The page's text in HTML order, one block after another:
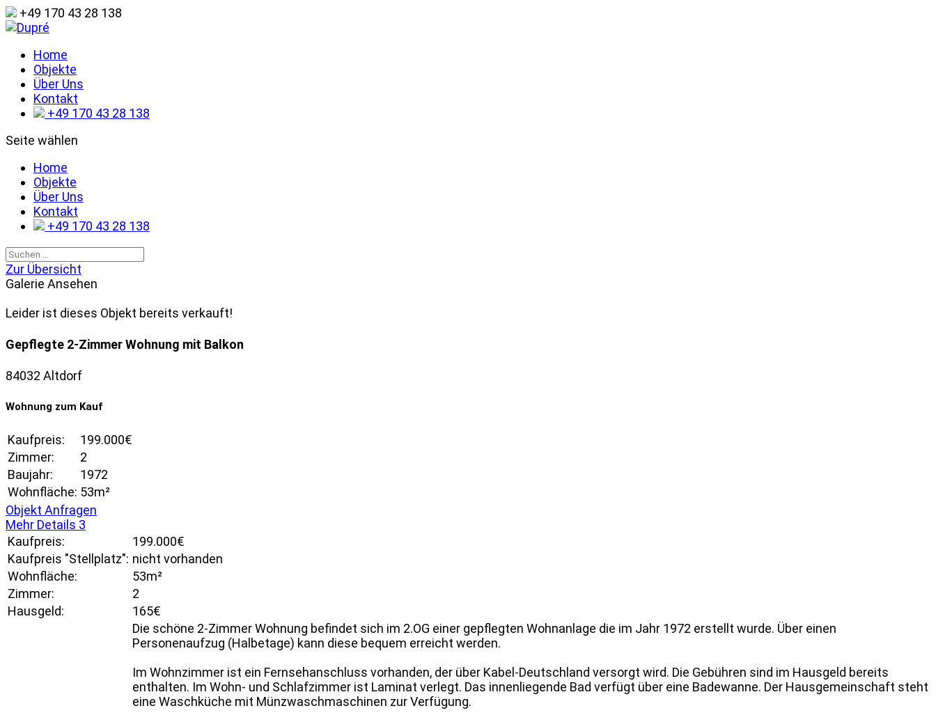
+49 170 43 28 138
Home
Objekte
Über Uns
Kontakt
+49 170 43 28 138
Seite wählen
Home
Objekte
Über Uns
Kontakt
+49 170 43 28 138
Zur Übersicht
Galerie Ansehen
Leider ist dieses Objekt bereits verkauft!
Gepflegte 2-Zimmer Wohnung mit Balkon
84032 Altdorf
Wohnung zum Kauf
Kaufpreis:
199.000€
Zimmer:
2
Baujahr:
1972
Wohnfläche: 53m²
Objekt Anfragen
Mehr Details 3
Kaufpreis:
199.000€
Kaufpreis "Stellplatz": nicht vorhanden
Wohnfläche:
53m²
Zimmer:
2
Hausgeld:
165€
Die schöne 2-Zimmer Wohnung befindet sich im 2.OG einer gepflegten Wohnanlage die im Jahr 1972 erstellt wurde. Über einen
Personenaufzug (Halbetage) kann diese bequem erreicht werden.
Im Wohnzimmer ist ein Fernsehanschluss vorhanden, der über Kabel-Deutschland versorgt wird. Die Gebühren sind im Hausgeld bereits
enthalten. Im Wohn- und Schlafzimmer ist Laminat verlegt. Das innenliegende Bad verfügt über eine Badewanne. Der Hausgemeinschaft steht
eine Waschküche mit Münzwaschmaschinen zur Verfügung.